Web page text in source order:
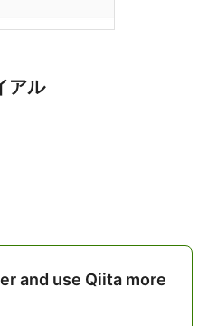
ードセルのSQLコードを
これまでは、意図した通り
ッと見るだけで、ユーザー
ル